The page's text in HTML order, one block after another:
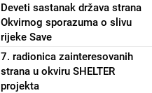
Deveti sastanak država strana
Okvirnog sporazuma o slivu
rijeke Save
7. radionica zainteresovanih
strana u okviru SHELTER
projekta